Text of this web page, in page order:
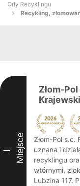
Orły Recyklingu
Recykling,
I Miejsce
Złom-
Złom-Pol s.c.
uznana i
recyklingu
wtórnymi,
Lubzina 117.